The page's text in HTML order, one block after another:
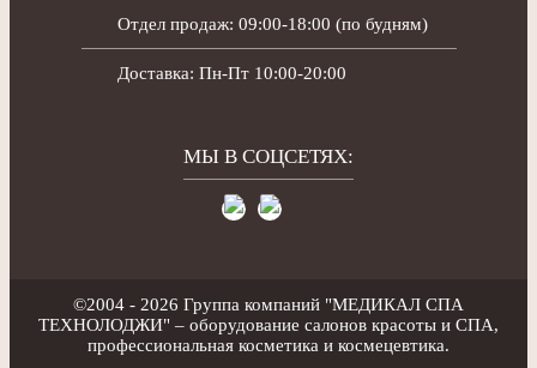
Отдел продаж: 09:00-18:00 (по будням)
Доставка: Пн-Пт 10:00-20:00
МЫ В СОЦСЕТЯХ:
©2004 - 2026 Группа компаний "МЕДИКАЛ СПА
ТЕХНОЛОДЖИ" – оборудование салонов красоты и СПА,
профессиональная косметика и космецевтика.